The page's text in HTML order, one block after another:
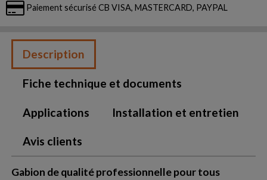
Paiement sécurisé CB VISA, MASTERCARD, PAYPAL
Description
Fiche technique et documents
Applications Installation et entretien
Avis clients
Gabion de qualité professionnelle pour tous